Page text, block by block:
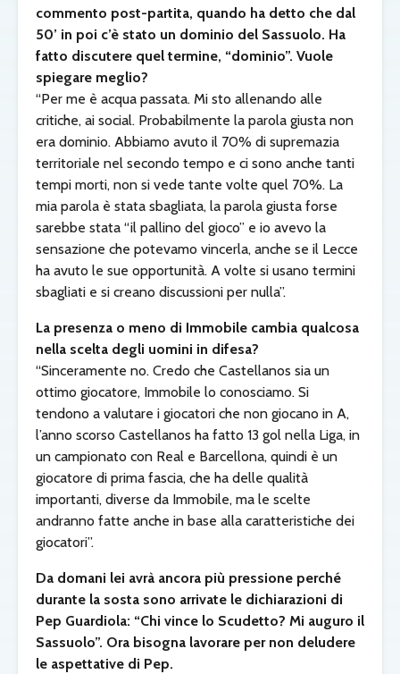
commento post-partita, quando ha detto che dal
50’ in poi c’è stato un dominio del Sassuolo. Ha
fatto discutere quel termine, “dominio”. Vuole
spiegare meglio?
“Per me è acqua passata. Mi sto allenando alle
critiche, ai social. Probabilmente la parola giusta non
era dominio. Abbiamo avuto il 70% di supremazia
territoriale nel secondo tempo e ci sono anche tanti
tempi morti, non si vede tante volte quel 70%. La
mia parola è stata sbagliata, la parola giusta forse
sarebbe stata “il pallino del gioco” e io avevo la
sensazione che potevamo vincerla, anche se il Lecce
ha avuto le sue opportunità. A volte si usano termini
sbagliati e si creano discussioni per nulla”.
La presenza o meno di Immobile cambia qualcosa
nella scelta degli uomini in difesa?
“Sinceramente no. Credo che Castellanos sia un
ottimo giocatore, Immobile lo conosciamo. Si
tendono a valutare i giocatori che non giocano in A,
l’anno scorso Castellanos ha fatto 13 gol nella Liga, in
un campionato con Real e Barcellona, quindi è un
giocatore di prima fascia, che ha delle qualità
importanti, diverse da Immobile, ma le scelte
andranno fatte anche in base alla caratteristiche dei
giocatori”.
Da domani lei avrà ancora più pressione perché
durante la sosta sono arrivate le dichiarazioni di
Pep Guardiola: “Chi vince lo Scudetto? Mi auguro il
Sassuolo”. Ora bisogna lavorare per non deludere
le aspettative di Pep.